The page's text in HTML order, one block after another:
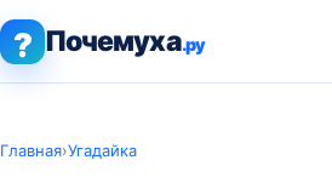
? Почемуха.ру
Главная›Угадайка